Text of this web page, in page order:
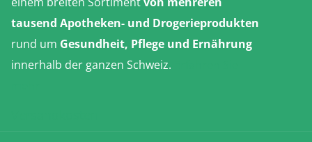
tausend Apotheken- und Drogerieprodukten
rund um Gesundheit, Pflege und Ernährung
innerhalb der ganzen Schweiz.